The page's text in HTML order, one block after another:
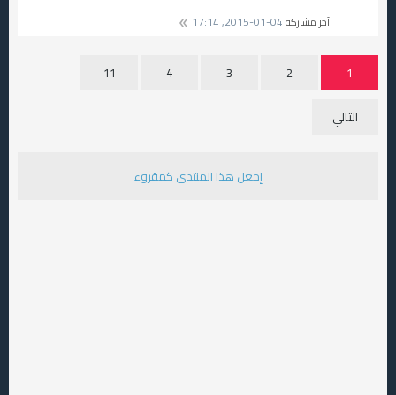
آخر مشاركة04-01-2015, 17:14
1
2
3
4
11
التالي
إجعل هذا المنتدى كمقروء